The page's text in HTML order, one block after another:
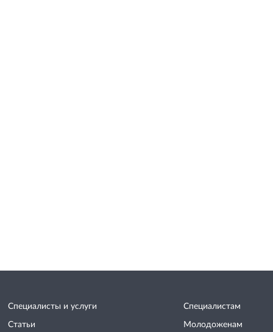
Специалисты и услуги
Статьи
Специалистам
Молодоженам